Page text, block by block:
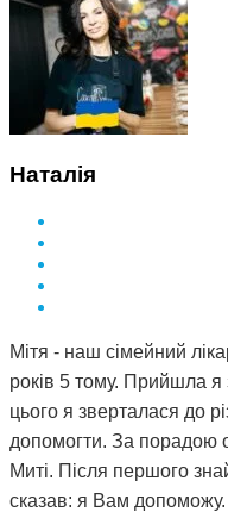
Наталія
Мітя - наш сімейний
років 5 тому. Прийшла
цього я зверталася до
допомогти. За порадою
Миті. Після першого
сказав: я Вам допоможу.